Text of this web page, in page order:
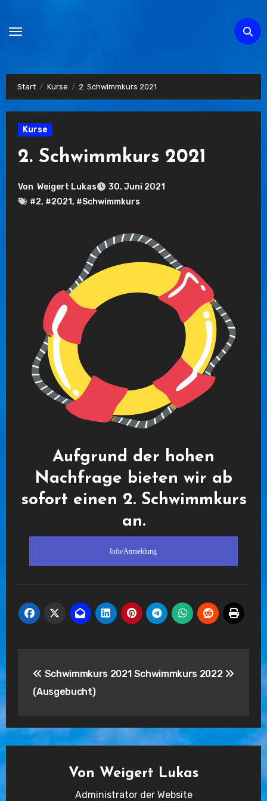
Start Kurse 2. Schwimmkurs 2021
Kurse
2. Schwimmkurs 2021
Von Weigert Lukas
30. Juni 2021
#2, #2021, #Schwimmkurs
Aufgrund der hohen
Nachfrage bieten wir ab
sofort einen 2. Schwimmkurs
an.
Info/Anmeldung
Schwimmkurs 2021
(Ausgebucht)
Schwimmkurs 2022
Von Weigert Lukas
Administrator der Website